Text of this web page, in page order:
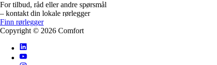
For tilbud, råd eller andre spørsmål
– kontakt din lokale rørlegger
Finn rørlegger
Copyright © 2026 Comfort